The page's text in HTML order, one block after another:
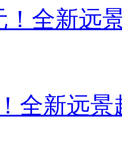
！全新远
全新远景